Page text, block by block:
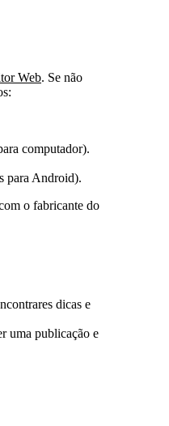
Web. Se não
computador).
para Android).
o fabricante do
dicas e
uma publicação e